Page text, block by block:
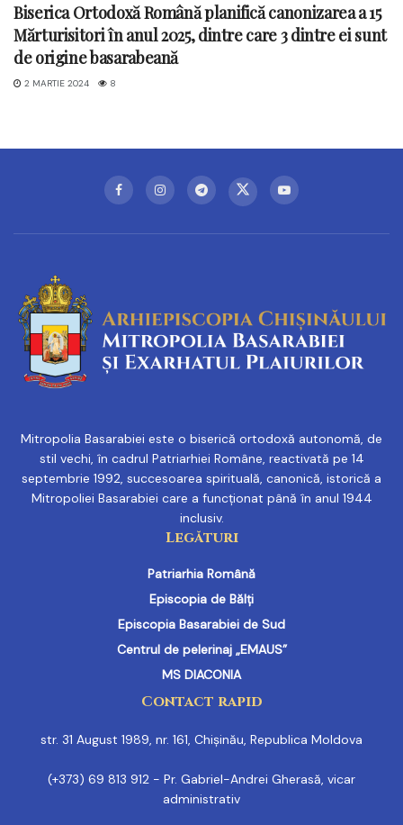
Biserica Ortodoxă Română planifică canonizarea a 15
Mărturisitori în anul 2025, dintre care 3 dintre ei sunt
de origine basarabeană
2 MARTIE 2024 8
Mitropolia Basarabiei este o biserică ortodoxă autonomă, de
stil vechi, în cadrul Patriarhiei Române, reactivată pe 14
septembrie 1992, succesoarea spirituală, canonică, istorică a
Mitropoliei Basarabiei care a funcționat până în anul 1944
inclusiv.
Legături
Patriarhia Română
Episcopia de Bălți
Episcopia Basarabiei de Sud
Centrul de pelerinaj „EMAUS”
MS DIACONIA
Contact rapid
str. 31 August 1989, nr. 161, Chișinău, Republica Moldova
(+373) 69 813 912 - Pr. Gabriel-Andrei Gherasă, vicar
administrativ